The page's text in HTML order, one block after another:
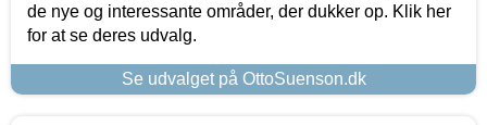
de nye og interessante områder, der dukker op. Klik her
for at se deres udvalg.
Se udvalget på OttoSuenson.dk